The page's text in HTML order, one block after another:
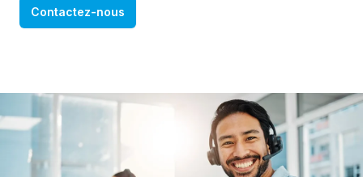
Contactez-nous